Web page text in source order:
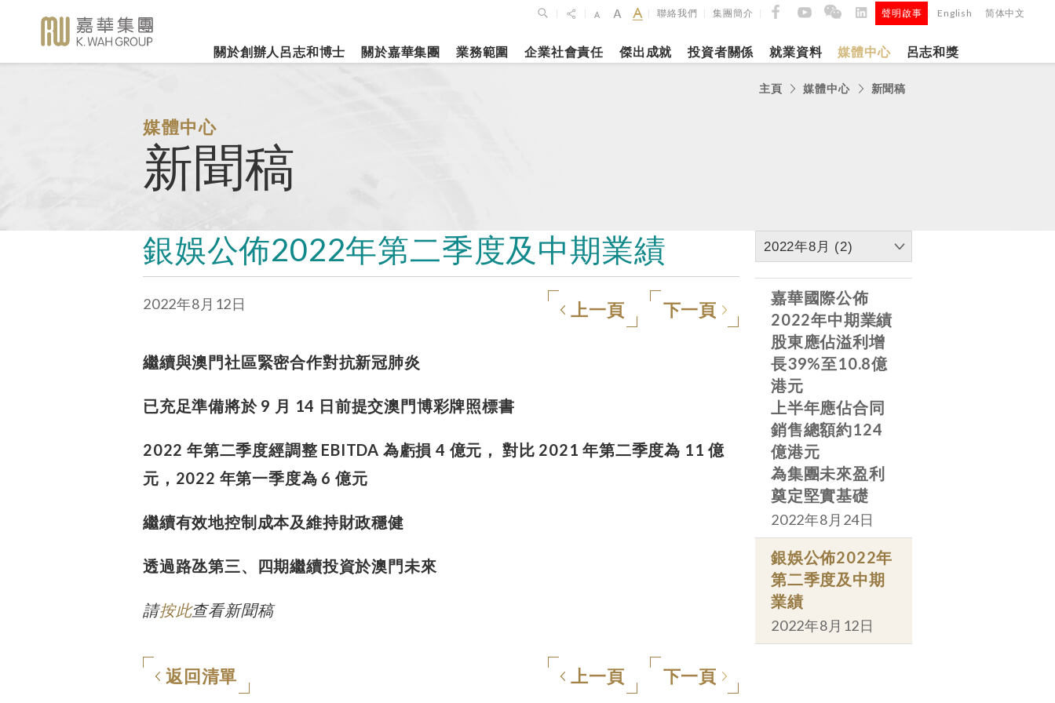
聯絡我們 集團簡介 聲明啟事 English 简体中文
關於創辦人呂志和博士
詳細履歷
關於嘉華集團
嘉華故事
創辦人呂志和博士簡介
管理層
業務範圍
房地產 酒店 建築材料
企業社會責任
樂助社群
環境保護
支持教育
關懷員工
環境、社會及管治報告
更多內容
傑出成就 投資者關係
銀河娛樂集團有限公司
（股份代號：00027）
投資者聯繫
就業資料
事業發展
工作與生活平衡
職位空缺
媒體中心
「一嘉人」專欄
新聞稿
《嘉天下通訊》
影片庫
圖片庫
媒體查詢
嘉華國際公佈2025年全年
業績業務維持平穩發展
呂志和獎
主頁 媒體中心 新聞稿
媒體中心
新聞稿
銀娛公佈2022年第二季度及中期業績
2022年8月12日 上一頁 下一頁
繼續與澳門社區緊密合作對抗新冠肺炎
已充足準備將於 9 月 14 日前提交澳門博彩牌照標書
2022 年第二季度經調整 EBITDA 為虧損 4 億元， 對比 2021 年第二季度為 11 億
元，2022 年第一季度為 6 億元
繼續有效地控制成本及維持財政穩健
透過路氹第三、四期繼續投資於澳門未來
請按此查看新聞稿
返回清單 上一頁 下一頁
2022年8月 (2)
嘉華國際公佈
2022年中期業績
股東應佔溢利增
長39%至10.8億
港元
上半年應佔合同
銷售總額約124
億港元
為集團未來盈利
奠定堅實基礎
2022年8月24日
銀娛公佈2022年
第二季度及中期
業績
2022年8月12日